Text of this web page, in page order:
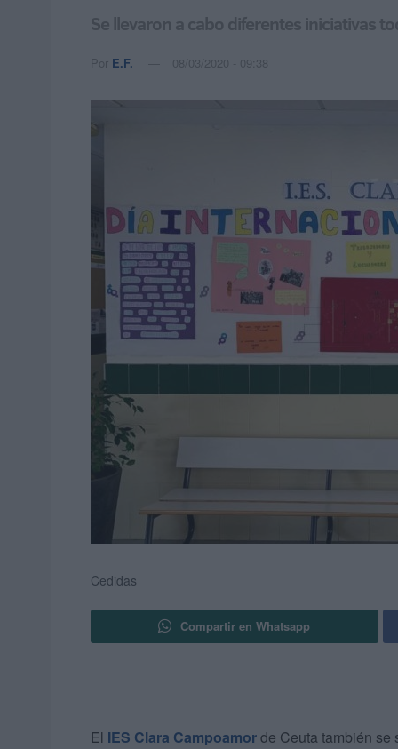
Se llevaron a cabo diferentes iniciativas
Por E.F. 08/03/2020 - 09:38
Cedidas
Compartir en Whatsapp
El IES Clara Campoamorde Ceuta también se